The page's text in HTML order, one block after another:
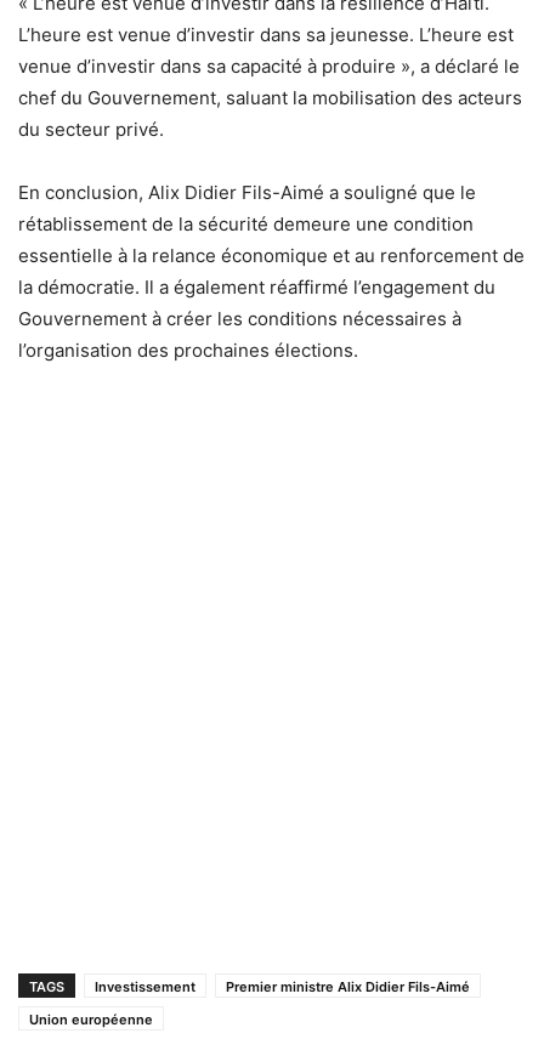
L’heure est venue d’investir dans sa jeunesse. L’heure est
venue d’investir dans sa capacité à produire », a déclaré le
chef du Gouvernement, saluant la mobilisation des acteurs
du secteur privé.
En conclusion, Alix Didier Fils-Aimé a souligné que le
rétablissement de la sécurité demeure une condition
essentielle à la relance économique et au renforcement de
la démocratie. Il a également réaffirmé l’engagement du
Gouvernement à créer les conditions nécessaires à
l’organisation des prochaines élections.
TAGS Investissement
Premier ministre Alix Didier Fils-Aimé
Union européenne